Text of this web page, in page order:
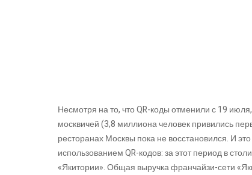
Несмотря на то, что QR-коды отменили с 19
москвичей (3,8 миллиона человек привились
ресторанах Москвы пока не восстановился. И
использованием QR-кодов: за этот период в
«Якитории». Общая выручка франчайзи-сети